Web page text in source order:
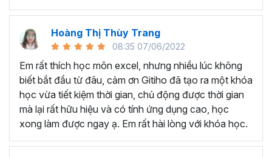
Định dạng nhanh bằng công cụFormat Paintervà
toán, các thủ thuật excel tính tổng, đặt tên nhanh
cho bảng tính, hiển thị công thức trong ô, tạo ghi
chú và cố định dòng - cột.
Kỹ thuật định dạng và xử lý dữ liệu bao gồm tự động
thêm ký hiệu tiền tệ, viết biểu thức hóa học - toán
học và loại bỏ dữ liệu trùng lặp.
Tổng hợp thủ thuật với hàm, công thức bao gồm
cách tắt/mở gợi ý khi viết hàm, đặt tên và sử dụng
Hoàng Thị Thùy Trang
08:35 07/06/2022
Em rất thích học môn excel, nhưng nhiều lúc không
biết bắt đầu từ đâu, cảm ơn Gitiho đã tạo ra một khóa
học vừa tiết kiệm thời gian, chủ động được thời gian
mà lại rất hữu hiệu và có tính ứng dụng cao, học
xong làm được ngay ạ. Em rất hài lòng với khóa học.